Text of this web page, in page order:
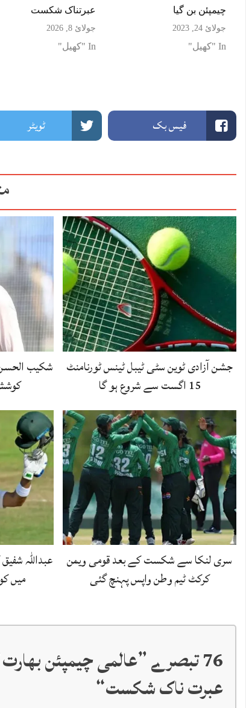
عبرتناک شکست
جولائ 8, 2026
In "کھیل"
چیمپئن بن گیا
جولائ 24, 2023
In "کھیل"
فیس بک ٹویٹر
جشن آزادی ٹوین سٹی ٹیبل ٹینس ٹورنامنٹ
15 اگست سے شروع ہو گا
شکیب
سری لنکا سے شکست کے بعد قومی ویمن
کرکٹ ٹیم وطن واپس پہنچ گئی
میں
76 تبصرے ” عالمی چیمپئن
عبرت ناک شکست“